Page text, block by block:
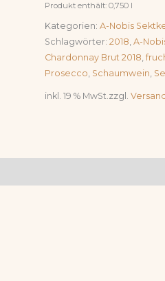
Produkt enthält: 0,750 l
Kategorien: A-Nobis
Schlagwörter: 2018, A-
Chardonnay Brut 2018,
Prosecco, Schaumwein,
inkl. 19 % MwSt.zzgl.